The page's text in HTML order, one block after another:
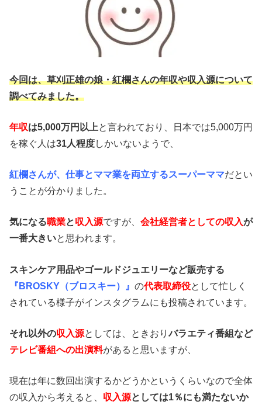
今回は、草刈正雄の娘・紅欄さんの年収や収入源について
調べてみました。
年収は5,000万円以上と言われており、日本では5,000万円
を稼ぐ人は31人程度しかいないようで、
紅欄さんが、仕事とママ業を両立するスーパーママだとい
うことが分かりました。
気になる職業と収入源ですが、 会社経営者としての収入が
一番大きいと思われます。
スキンケア用品やゴールドジュエリーなど販売する
『BROSKY（ブロスキー）』 の代表取締役として忙しく
されている様子がインスタグラムにも投稿されています。
それ以外の収入源としては、ときおりバラエティ番組など
テレビ番組への出演料があると思いますが、
現在は年に数回出演するかどうかというくらいなので全体
の収入から考えると、 収入源としては1％にも満たないか